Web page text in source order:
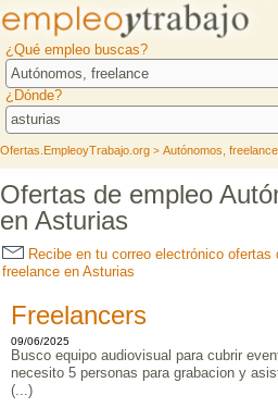
¿Qué empleo buscas?
¿Dónde?
Ofertas.EmpleoyTrabajo.org > Autónomos, freelance
Ofertas de empleo
en Asturias
Recibe en tu correo electrónico ofertas
freelance en Asturias
Freelancers
09/06/2025
Busco equipo audiovisual para cubrir
necesito 5 personas para grabacion y
(...)